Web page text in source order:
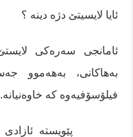
ئایا لایسیتێ دژە دینە ؟
ئامانجی سەرەکی
بەهاکانی، بەهەموو
فیلۆسۆفیەوە کە خاوەنیانە.
پێویستە ئازادی